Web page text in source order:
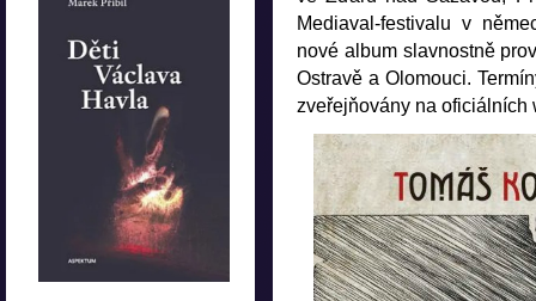
Mediaval-festivalu v
nové album slavnostně
Ostravě a Olomouci.
zveřejňovány na